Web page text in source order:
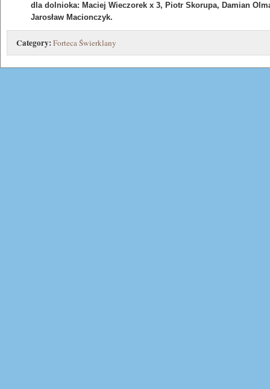
dla dolnioka: Maciej Wieczorek x 3, Piotr Skorupa, Damian
Jarosław Macionczyk.
Category:Forteca Świerklany